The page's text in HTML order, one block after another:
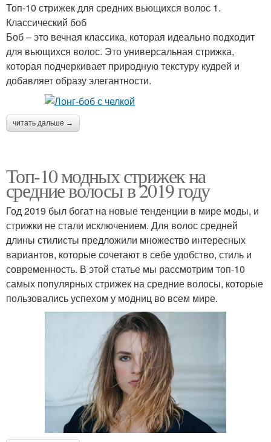
Топ-10 стрижек для средних вьющихся волос 1.
Классический боб
Боб – это вечная классика, которая идеально подходит
для вьющихся волос. Это универсальная стрижка,
которая подчеркивает природную текстуру кудрей и
добавляет образу элегантности.
читать дальше →
Топ-10 модных стрижек на
средние волосы в 2019 году
Год 2019 был богат на новые тенденции в мире моды, и
стрижки не стали исключением. Для волос средней
длины стилисты предложили множество интересных
вариантов, которые сочетают в себе удобство, стиль и
современность. В этой статье мы рассмотрим топ-10
самых популярных стрижек на средние волосы, которые
пользовались успехом у модниц во всем мире.